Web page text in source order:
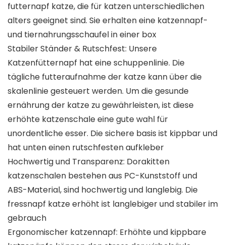
futternapf katze, die für katzen unterschiedlichen
alters geeignet sind. Sie erhalten eine katzennapf-
und tiernahrungsschaufel in einer box
Stabiler Ständer & Rutschfest: Unsere
Katzenfütternapf hat eine schuppenlinie. Die
tägliche futteraufnahme der katze kann über die
skalenlinie gesteuert werden. Um die gesunde
ernährung der katze zu gewährleisten, ist diese
erhöhte katzenschale eine gute wahl für
unordentliche esser. Die sichere basis ist kippbar und
hat unten einen rutschfesten aufkleber
Hochwertig und Transparenz: Dorakitten
katzenschalen bestehen aus PC-Kunststoff und
ABS-Material, sind hochwertig und langlebig. Die
fressnapf katze erhöht ist langlebiger und stabiler im
gebrauch
Ergonomischer katzennapf: Erhöhte und kippbare